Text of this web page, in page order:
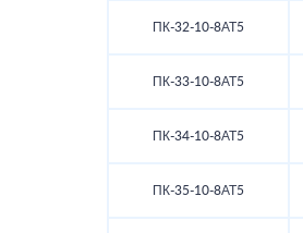
ПК-32-10-8АТ5
ПК-33-10-8АТ5
ПК-34-10-8АТ5
ПК-35-10-8АТ5